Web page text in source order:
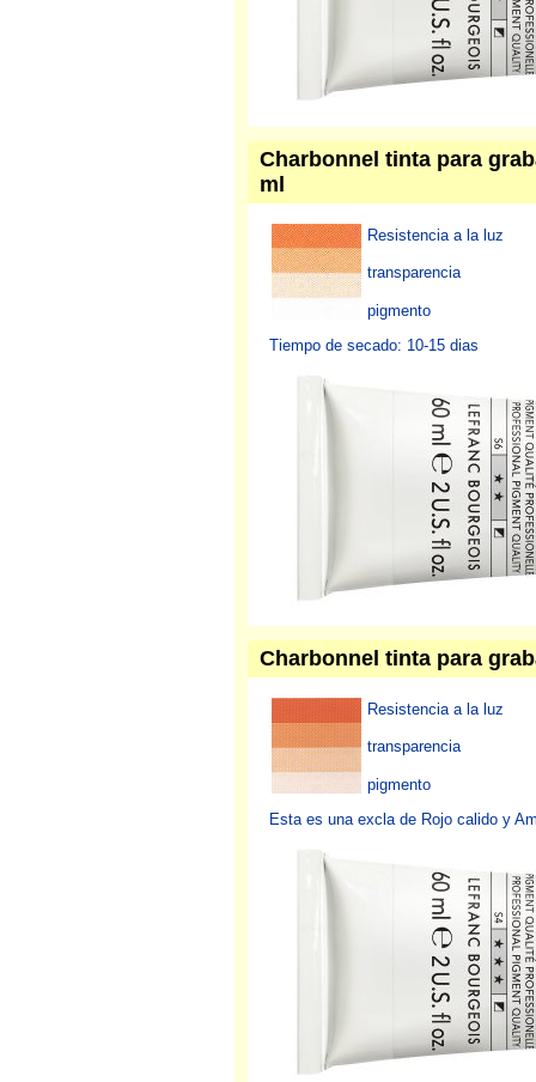
Charbonnel tinta para
ml
Resistencia a la luz
transparencia
pigmento
Tiempo de secado: 10-15 dias
Charbonnel tinta para
Resistencia a la luz
transparencia
pigmento
Esta es una excla de Rojo calido y